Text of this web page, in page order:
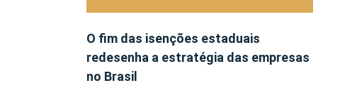
O fim das isenções estaduais
redesenha a estratégia das empresas
no Brasil